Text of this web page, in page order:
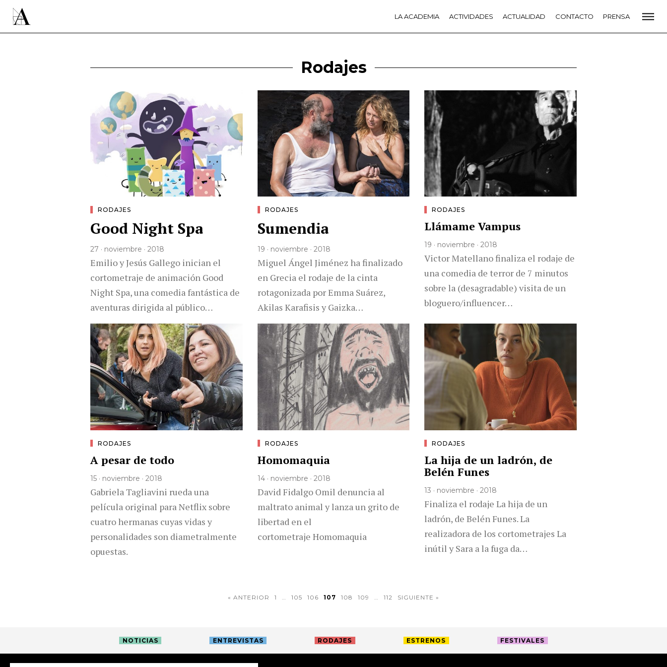
LA ACADEMIA ACTIVIDADES ACTUALIDAD CONTACTO PRENSA
Rodajes
RODAJES
Good Night Spa
27 · noviembre · 2018
Emilio y Jesús Gallego inician el
cortometraje de animación Good
Night Spa, una comedia fantástica de
aventuras dirigida al público…
RODAJES
Sumendia
19 · noviembre · 2018
Miguel Ángel Jiménez ha finalizado
en Grecia el rodaje de la cinta
rotagonizada por Emma Suárez,
Akilas Karafisis y Gaizka…
RODAJES
Llámame Vampus
19 · noviembre · 2018
Victor Matellano finaliza el rodaje de
una comedia de terror de 7 minutos
sobre la (desagradable) visita de un
bloguero/influencer…
RODAJES
A pesar de todo
15 · noviembre · 2018
Gabriela Tagliavini rueda una
película original para Netflix sobre
cuatro hermanas cuyas vidas y
personalidades son diametralmente
opuestas.
RODAJES
Homomaquia
14 · noviembre · 2018
David Fidalgo Omil denuncia al
maltrato animal y lanza un grito de
libertad en el
cortometraje Homomaquia
RODAJES
La hija de un ladrón, de
Belén Funes
13 · noviembre · 2018
Finaliza el rodaje La hija de un
ladrón, de Belén Funes. La
realizadora de los cortometrajes La
inútil y Sara a la fuga da…
« ANTERIOR 1 105 106 107 108 109 112 SIGUIENTE »
NOTICIAS ENTREVISTAS RODAJES ESTRENOS FESTIVALES
LA ACADEMIA PREMIOS GOYA FUNDACIÓN
CONTACTO